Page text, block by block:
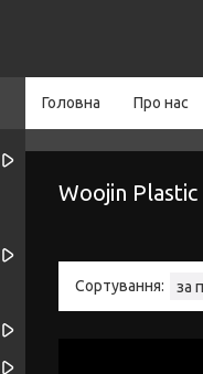
Головна Про нас
Woojin Plastic